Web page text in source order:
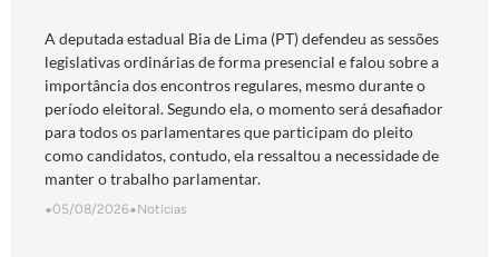
“obrigação com o povo de Goiás”
A deputada estadual Bia de Lima (PT) defendeu as sessões
legislativas ordinárias de forma presencial e falou sobre a
importância dos encontros regulares, mesmo durante o
período eleitoral. Segundo ela, o momento será desafiador
para todos os parlamentares que participam do pleito
como candidatos, contudo, ela ressaltou a necessidade de
manter o trabalho parlamentar.
•05/08/2026•Notícias